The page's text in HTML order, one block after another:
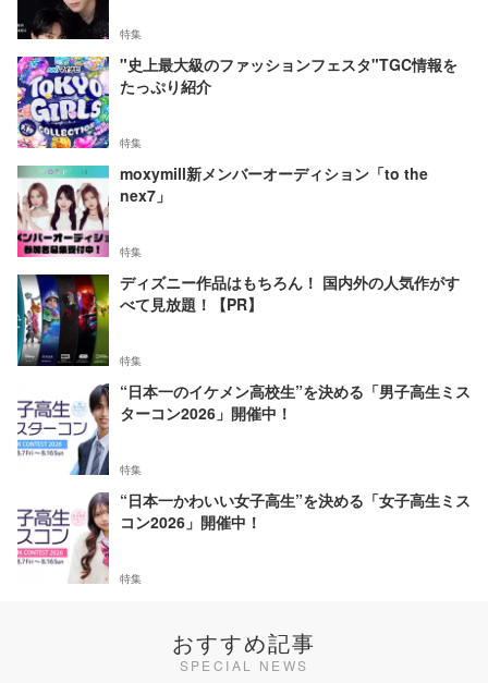
特集
"史上最大級のファッションフェスタ"TGC情報を
たっぷり紹介
特集
moxymill新メンバーオーディション「to the
nex7」
特集
ディズニー作品はもちろん！ 国内外の人気作がす
べて見放題！【PR】
特集
“日本一のイケメン高校生”を決める「男子高生ミス
ターコン2026」開催中！
特集
“日本一かわいい女子高生”を決める「女子高生ミス
コン2026」開催中！
特集
おすすめ記事
SPECIAL NEWS